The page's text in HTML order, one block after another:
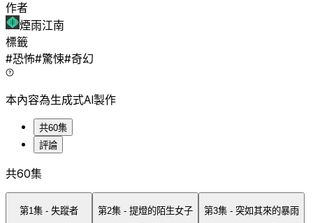
作者
煙雨江南
標籤
#恐怖#驚悚#奇幻
本內容為生成式AI製作
共60集
評論
共60集
第1集 - 失蹤者
第2集 - 提燈的陌生女子
第3集 - 突如其來的暴雨